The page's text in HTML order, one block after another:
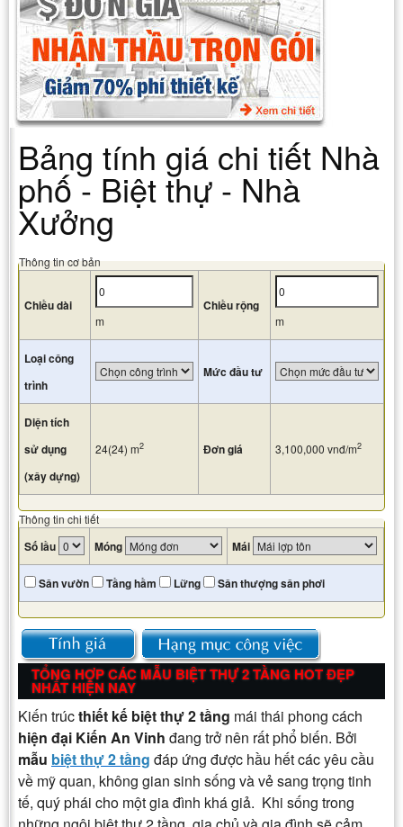
Bảng tính giá chi tiết Nhà
phố - Biệt thự - Nhà
Xưởng
Thông tin cơ bản
Chiều dài
m
Chiều rộng
m
Loại công
trình
Mức đầu tư
Diện tích
sử dụng
(xây dựng)
24(24) m2 Đơn giá 3,100,000 vnđ/m2
Thông tin chi tiết
Số lầu Móng Mái
Sân vườn Tầng hầm Lững Sân thượng sân phơi
TỔNG HỢP CÁC MẪU BIỆT THỰ 2 TẦNG HOT ĐẸP
NHẤT HIỆN NAY
Kiến trúcthiết kế biệt thự 2 tầng mái thái phong cách
hiện đại Kiến An Vinh đang trở nên rất phổ biến. Bởi
mẫu biệt thự 2 tầng đáp ứng được hầu hết các yêu cầu
về mỹ quan, không gian sinh sống và vẻ sang trọng tinh
tế, quý phái cho một gia đình khá giả. Khi sống trong